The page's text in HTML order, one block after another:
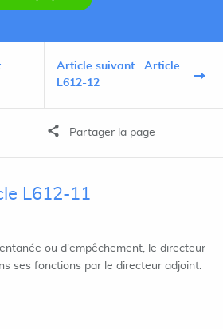
:
Article suivant : Article
L612-12
Partager la page
L612-11
ou d'empêchement, le directeur
ses fonctions par le directeur adjoint.